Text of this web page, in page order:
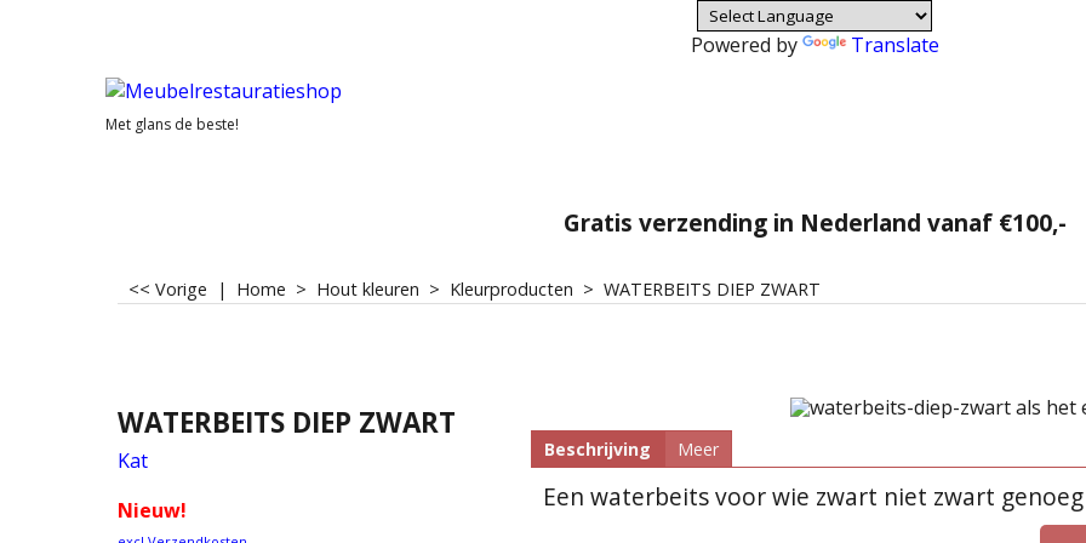
Powered by Translate
Met glans de beste!
Gratis verzending in Nederland vanaf €100,-
<< Vorige | Home > Hout kleuren > Kleurproducten > WATERBEITS DIEP ZWART
WATERBEITS DIEP ZWART
Kat
Nieuw!
Beschrijving Meer
Een waterbeits voor wie zwart niet zwart